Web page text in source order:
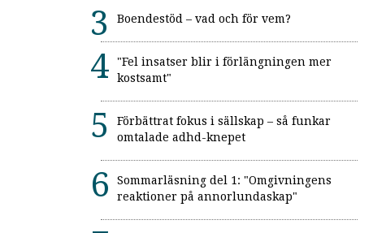
Boendestöd – vad och för vem?
"Fel insatser blir i förlängningen mer
kostsamt"
Förbättrat fokus i sällskap – så funkar
omtalade adhd-knepet
Sommarläsning del 1: "Omgivningens
reaktioner på annorlundaskap"